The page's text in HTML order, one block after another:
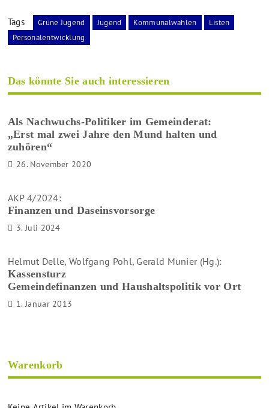
Tags Grüne Jugend Jugend Kommunalwahlen
Listen
Personalentwicklung
Das könnte Sie auch interessieren
Als Nachwuchs-Politiker im Gemeinderat:
„Erst mal zwei Jahre den Mund halten und
zuhören“
26. November 2020
AKP 4/2024:
Finanzen und Daseinsvorsorge
3. Juli 2024
Helmut Delle, Wolfgang Pohl, Gerald Munier (Hg.):
Kassensturz
Gemeindefinanzen und Haushaltspolitik vor Ort
1. Januar 2013
Warenkorb